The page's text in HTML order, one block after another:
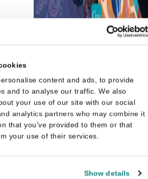
content and ads, to provide
and to analyse our traffic. We also
your use of our site with our social
analytics partners who may combine it
that you’ve provided to them or that
your use of their services.
Show details